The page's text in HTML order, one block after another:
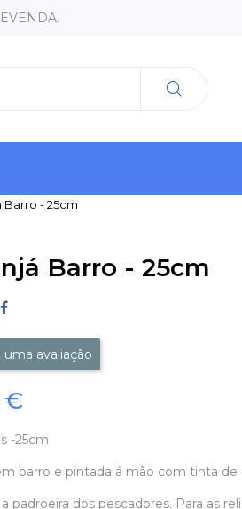
Barro - 25cm
Barro - 25cm
uma avaliação
€
-25cm
barro e pintada á mão com tinta de
padroeira dos pescadores. Para as